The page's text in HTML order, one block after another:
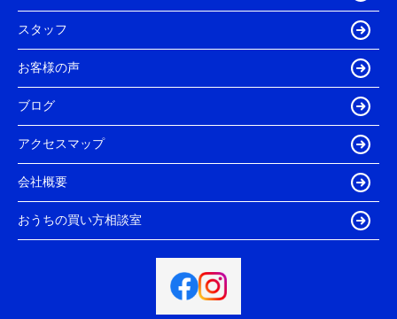
スタッフ
お客様の声
ブログ
アクセスマップ
会社概要
おうちの買い方相談室